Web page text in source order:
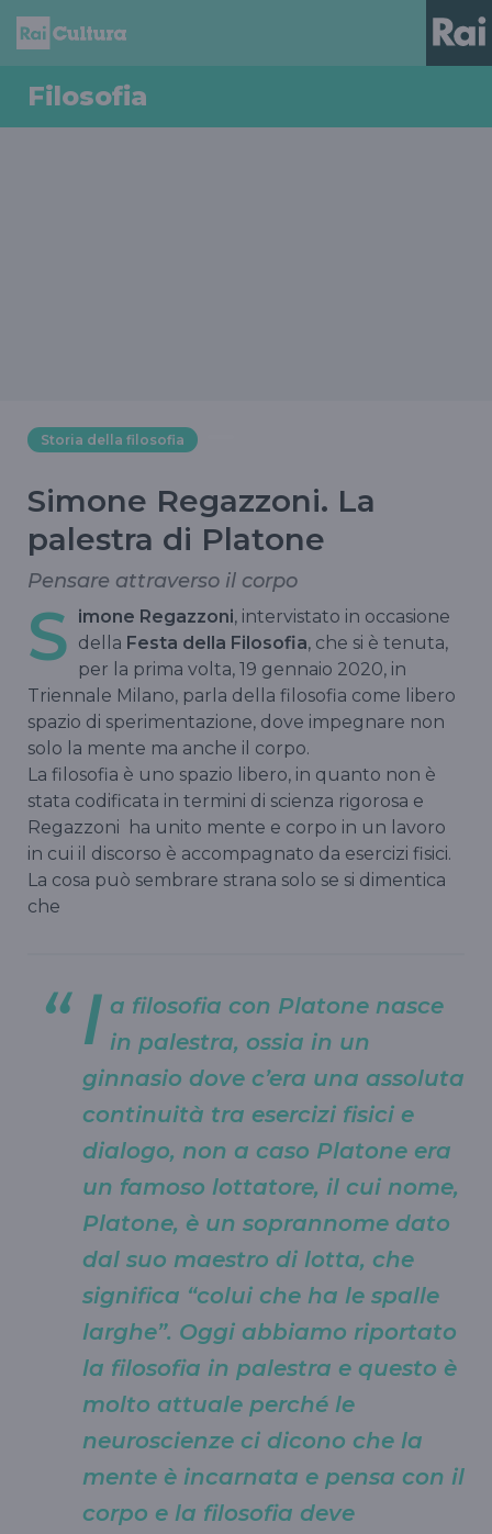
Filosofia
Storia della filosofia
Simone Regazzoni. La
palestra di Platone
Pensare attraverso il corpo
S imone Regazzoni, intervistato in occasione
della Festa della Filosofia, che si è tenuta,
per la prima volta, 19 gennaio 2020, in
Triennale Milano, parla della filosofia come libero
spazio di sperimentazione, dove impegnare non
solo la mente ma anche il corpo.
La filosofia è uno spazio libero, in quanto non è
stata codificata in termini di scienza rigorosa e
Regazzoni ha unito mente e corpo in un lavoro
in cui il discorso è accompagnato da esercizi fisici.
La cosa può sembrare strana solo se si dimentica
che
l a filosofia con Platone nasce
in palestra, ossia in un
ginnasio dove c’era una assoluta
continuità tra esercizi fisici e
dialogo, non a caso Platone era
un famoso lottatore, il cui nome,
Platone, è un soprannome dato
dal suo maestro di lotta, che
significa “colui che ha le spalle
larghe”. Oggi abbiamo riportato
la filosofia in palestra e questo è
molto attuale perché le
neuroscienze ci dicono che la
mente è incarnata e pensa con il
corpo e la filosofia deve